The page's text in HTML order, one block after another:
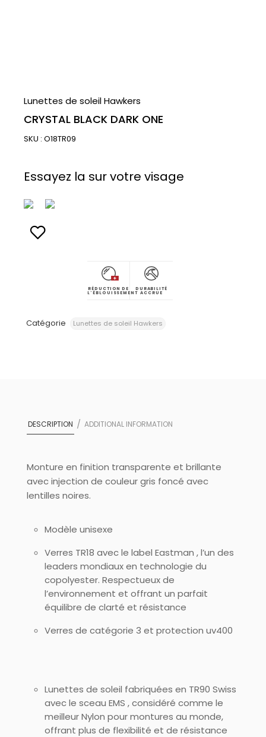
Lunettes de soleil Hawkers
CRYSTAL BLACK DARK ONE
SKU : O18TR09
Essayez la sur votre visage
RÉDUCTION DE
L'ÉBLOUISSEMENT
DURABILITÉ
ACCRUE
Catégorie Lunettes de soleil Hawkers
DESCRIPTION ADDITIONAL INFORMATION
Monture en finition transparente et brillante
avec injection de couleur gris foncé avec
lentilles noires.
Modèle unisexe
Verres TR18 avec le label Eastman , l’un des
leaders mondiaux en technologie du
copolyester. Respectueux de
l’environnement et offrant un parfait
équilibre de clarté et résistance
Verres de catégorie 3 et protection uv400
Lunettes de soleil fabriquées en TR90 Swiss
avec le sceau EMS , considéré comme le
meilleur Nylon pour montures au monde,
offrant plus de flexibilité et de résistance